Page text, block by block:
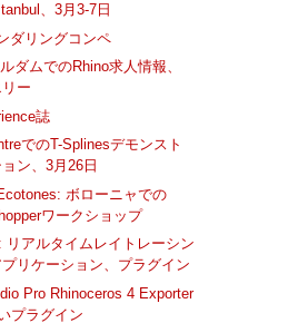
、3月3-7日
ダリングコンペ
ダムでのRhino求人情報、
ー
誌
でのT-Splinesデモンスト
ン、3月26日
ボローニャでの
ワークショップ
リアルタイムレイトレーシン
リケーション、プラグイン
Pro Rhinoceros 4 Exporter
プラグイン